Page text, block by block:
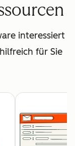
interessiert
für Sie